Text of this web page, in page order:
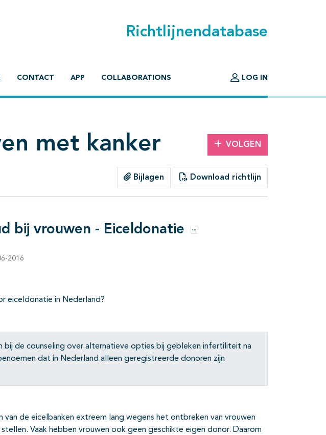
Richtlijnendatabase
CONTACT APP COLLABORATIONS LOG IN
met kanker VOLGEN
Bijlagen Download richtlijn
bij vrouwen - Eiceldonatie Opties
2016
eiceldonatie in Nederland?
bij de counseling over alternatieve opties bij gebleken infertiliteit na
dat in Nederland alleen geregistreerde donoren zijn
van de eicelbanken extreem lang wegens het ontbreken van vrouwen
Vaak hebben vrouwen ook geen geschikte eigen donor. Daarom